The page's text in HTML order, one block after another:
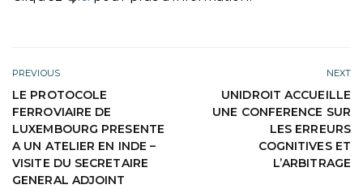
PREVIOUS
LE PROTOCOLE
FERROVIAIRE DE
LUXEMBOURG PRESENTE
A UN ATELIER EN INDE –
VISITE DU SECRETAIRE
GENERAL ADJOINT
NEXT
UNIDROIT ACCUEILLE
UNE CONFERENCE SUR
LES ERREURS
COGNITIVES ET
L’ARBITRAGE